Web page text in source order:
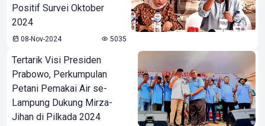
Positif Survei Oktober
2024
08-Nov-2024 5035
Tertarik Visi Presiden
Prabowo, Perkumpulan
Petani Pemakai Air se-
Lampung Dukung Mirza-
Jihan di Pilkada 2024